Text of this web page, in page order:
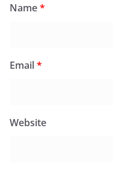
Name*
Email*
Website